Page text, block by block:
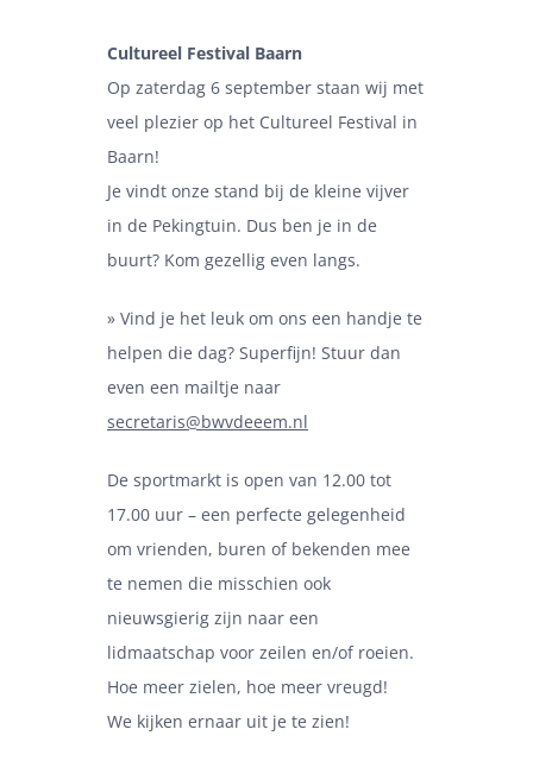
Cultureel Festival Baarn
Op zaterdag 6 september staan wij met
veel plezier op het Cultureel Festival in
Baarn!
Je vindt onze stand bij de kleine vijver
in de Pekingtuin. Dus ben je in de
buurt? Kom gezellig even langs.
» Vind je het leuk om ons een handje te
helpen die dag? Superfijn! Stuur dan
even een mailtje naar
secretaris@bwvdeeem.nl
De sportmarkt is open van 12.00 tot
17.00 uur – een perfecte gelegenheid
om vrienden, buren of bekenden mee
te nemen die misschien ook
nieuwsgierig zijn naar een
lidmaatschap voor zeilen en/of roeien.
Hoe meer zielen, hoe meer vreugd!
We kijken ernaar uit je te zien!